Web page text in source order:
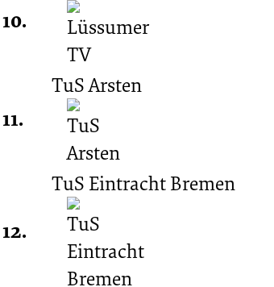
10.
11.
TuS Arsten
12.
TuS Eintracht Bremen